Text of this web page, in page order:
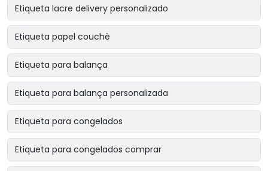
Etiqueta lacre delivery personalizado
Etiqueta papel couchê
Etiqueta para balança
Etiqueta para balança personalizada
Etiqueta para congelados
Etiqueta para congelados comprar